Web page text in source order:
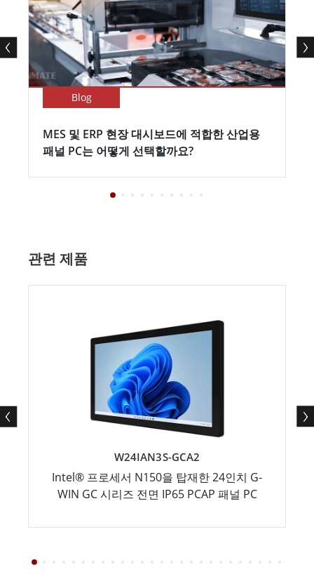
Blog
MES 및 ERP 현장 대시보드에 적합한 산업용
패널 PC는 어떻게 선택할까요?
관련 제품
W24IAN3S-GCA2
Intel® 프로세서 N150을 탑재한 24인치 G-
WIN GC 시리즈 전면 IP65 PCAP 패널 PC